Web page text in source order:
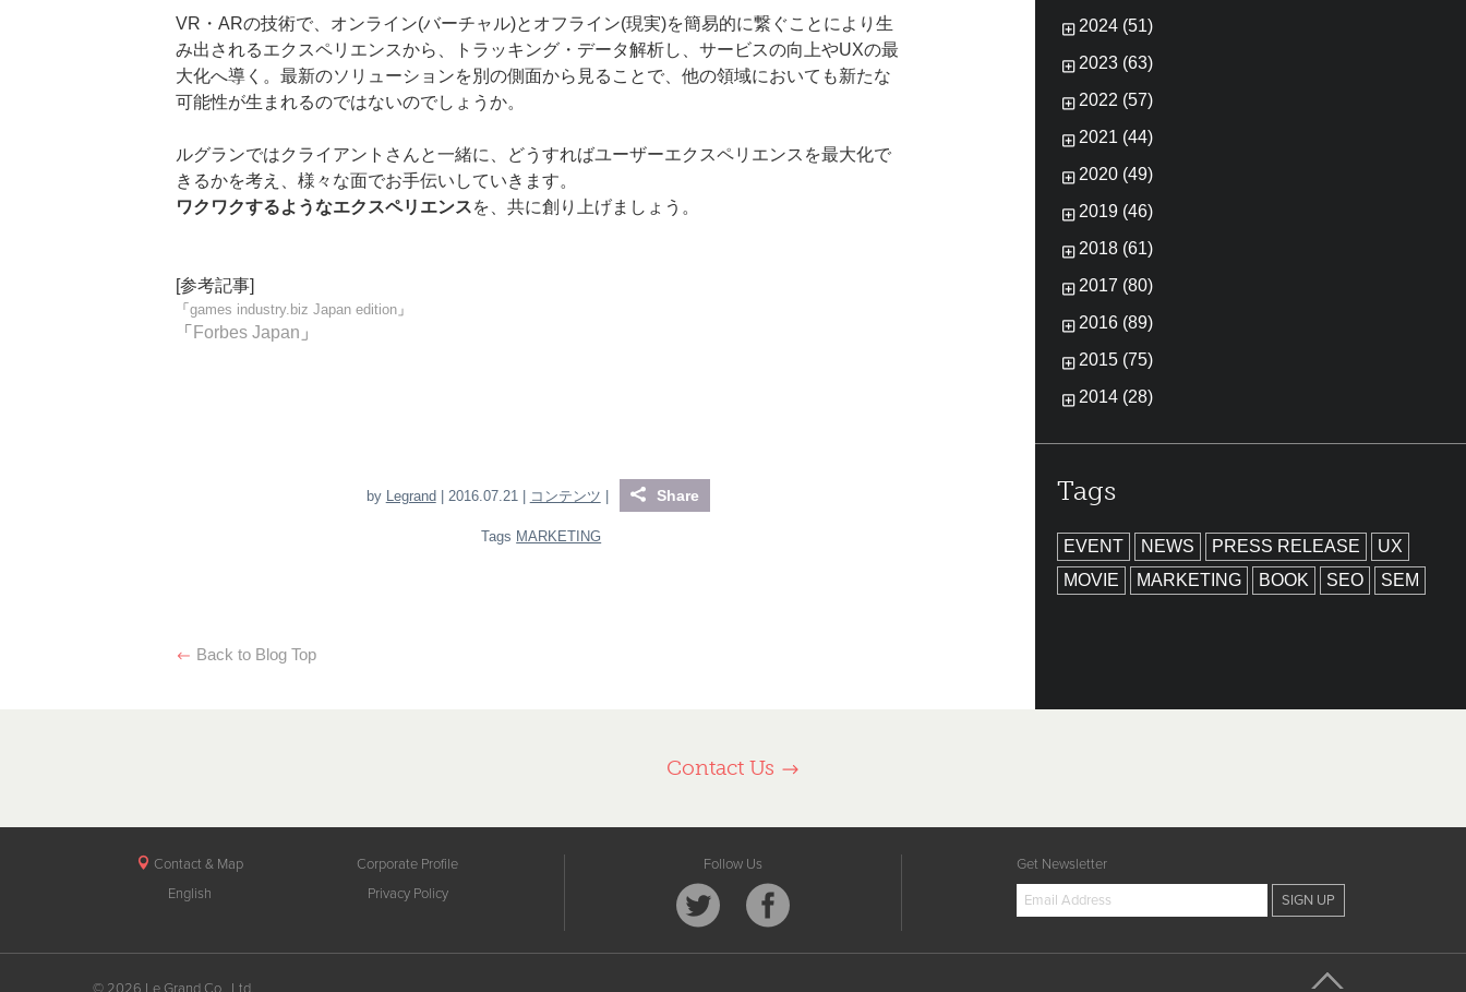
VR・ARの技術で、オンライン(バーチャル)とオフライン(現実)を簡易的に繋ぐことにより生
み出されるエクスペリエンスから、トラッキング・データ解析し、サービスの向上やUXの最
大化へ導く。最新のソリューションを別の側面から見ることで、他の領域においても新たな
可能性が生まれるのではないのでしょうか。
ルグランではクライアントさんと一緒に、どうすればユーザーエクスペリエンスを最大化で
きるかを考え、様々な面でお手伝いしていきます。
ワクワクするようなエクスペリエンスを、共に創り上げましょう。
[参考記事]
「games industry.biz Japan edition 」
「 Forbes Japan 」
by Legrand | 2016.07.21 | コンテンツ Share
Tags MARKETING
Back to Blog Top
2024 (51)
2023 (63)
2022 (57)
2021 (44)
2020 (49)
2019 (46)
2018 (61)
2017 (80)
2016 (89)
2015 (75)
2014 (28)
Tags
EVENT NEWS PRESS RELEASE
UX
MOVIE
MARKETING BOOK SEO SEM
Contact Us
Get Newsletter
Contact & Map
English
Corporate Profile
Privacy Policy
Follow Us